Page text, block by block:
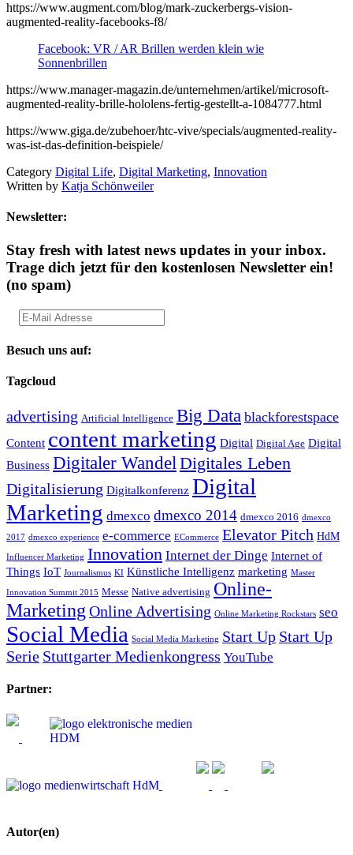
https://www.augment.com/blog/mark-zuckerbergs-vision-
augmented-reality-facebooks-f8/
Facebook: VR / AR Brillen werden klein wie
Sonnenbrillen
https://www.manager-magazin.de/unternehmen/artikel/microsoft-
augmented-reality-brille-hololens-fertig-gestellt-a-1084777.html
https://www.giga.de/zubehoer/htc-vive/specials/augmented-reality-
was-ist-das-definition-beispiele/
Category Digital Life, Digital Marketing, Innovation
Written by Katja Schönweiler
Newsletter:
Stay fresh with latest news updates in your inbox.
Trage dich jetzt für den kostenlosen Newsletter ein!
(no spam)
Besuch uns auf:
Tagcloud
advertising Artificial Intelligence Big Data blackforestspace
Content content marketing Digital Digital Age Digital
Business Digitaler Wandel Digitales Leben
Digitalisierung Digitalkonferenz Digital
Marketing dmexco dmexco 2014 dmexco 2016 dmexco
2017 dmexco experience e-commerce ECommerce Elevator Pitch HdM
Influencer Marketing Innovation Internet der Dinge Internet of
Things IoT Journalismus KI Künstliche Intelligenz marketing Master
Innovation Summit 2015 Messe Native advertising Online-
Marketing Online Advertising Online Marketing Rockstars seo
Social Media Social Media Marketing Start Up Start Up
Serie Stuttgarter Medienkongress YouTube
Partner:
Autor(en)